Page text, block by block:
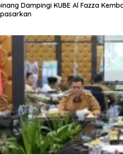
Dampingi KUBE Al Fazza